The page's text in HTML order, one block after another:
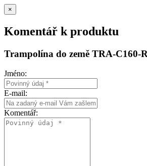
×
Komentář k produktu
Trampolína do země TRA-C160-
Jméno:
E-mail:
Komentář: